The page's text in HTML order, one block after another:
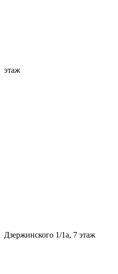
этаж
Дзержинского 1/1а, 7 этаж